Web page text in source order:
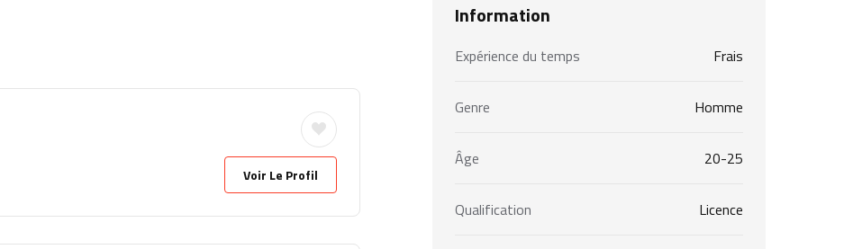
Voir Le Profil
Information
Expérience du temps Frais
Genre Homme
Âge 20-25
Qualification Licence